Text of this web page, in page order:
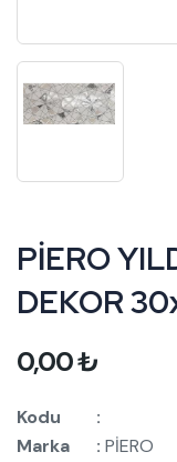
PİERO
DEKOR
0,00₺
Kodu :
Marka : PİERO